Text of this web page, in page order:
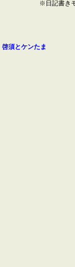
※日記書き
啓須とケンたま